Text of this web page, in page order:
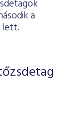
a
lett.